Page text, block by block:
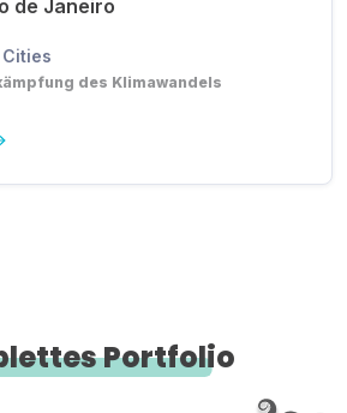
de Janeiro
des Klimawandels
Portfolio